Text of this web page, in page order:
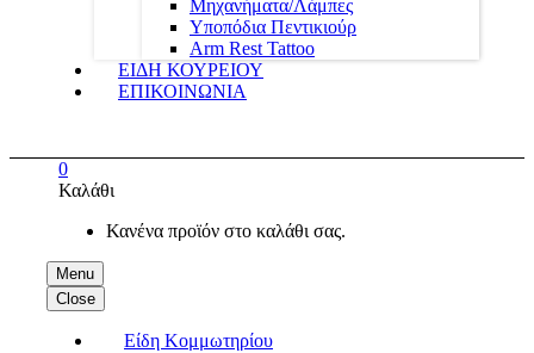
Μηχανήματα/Λάμπες
Υποπόδια Πεντικιούρ
Arm Rest Tattoo
ΕΙΔΗ ΚΟΥΡΕΙΟΥ
ΕΠΙΚΟΙΝΩΝΙΑ
Menu
Close
Είδη Κομμωτηρίου
0
Καλάθι
Κανένα προϊόν στο καλάθι σας.